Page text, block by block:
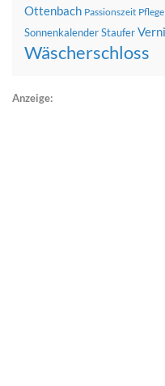
Ottenbach Passionszeit Pflege
SonnenkalenderStaufer
Wäscherschloss
Anzeige: